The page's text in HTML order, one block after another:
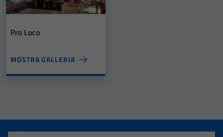
Pro Loco
MOSTRA GALLERIA